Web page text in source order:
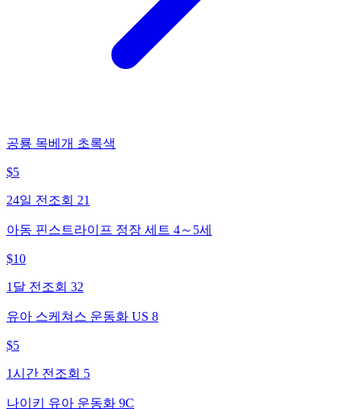
공룡 목베개 초록색
$5
24일 전 조회 21
아동 핀스트라이프 정장 세트 4～5세
$10
1달 전 조회 32
유아 스케쳐스 운동화 US 8
$5
1시간 전 조회 5
나이키 유아 운동화 9C